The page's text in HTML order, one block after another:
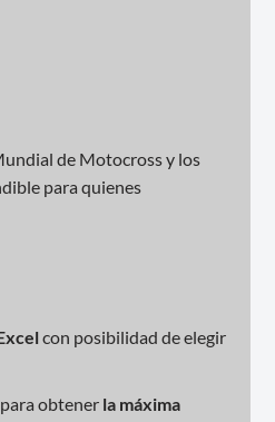
de Motocross y los
para quienes
con posibilidad de elegir
obtener la máxima